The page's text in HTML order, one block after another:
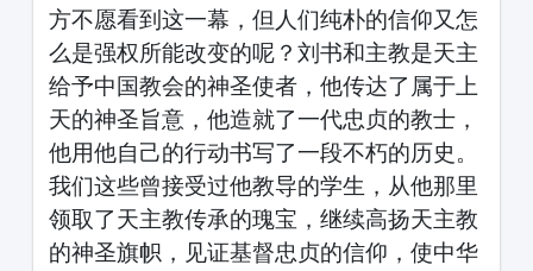
方不愿看到这一幕，但人们纯朴的信仰又怎
么是强权所能改变的呢？刘书和主教是天主
给予中国教会的神圣使者，他传达了属于上
天的神圣旨意，他造就了一代忠贞的教士，
他用他自己的行动书写了一段不朽的历史。
我们这些曾接受过他教导的学生，从他那里
领取了天主教传承的瑰宝，继续高扬天主教
的神圣旗帜，见证基督忠贞的信仰，使中华